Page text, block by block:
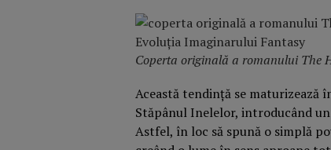
Coperta originală a romanului The
Această tendință se maturizează
Stăpânul Inelelor, introducând
Astfel, în loc să spună o simplă